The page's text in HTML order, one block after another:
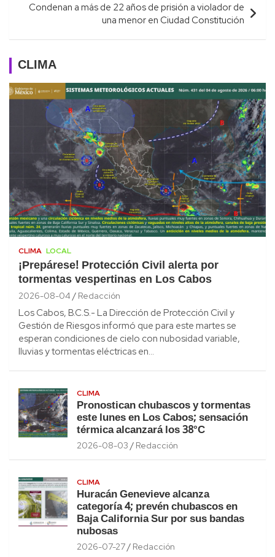
Condenan a más de 22 años de prisión a violador de
una menor en Ciudad Constitución
CLIMA
CLIMA LOCAL
¡Prepárese! Protección Civil alerta por
tormentas vespertinas en Los Cabos
2026-08-04 Redacción
Los Cabos, B.C.S.- La Dirección de Protección Civil y
Gestión de Riesgos informó que para este martes se
esperan condiciones de cielo con nubosidad variable,
lluvias y tormentas eléctricas en…
CLIMA
Pronostican chubascos y tormentas
este lunes en Los Cabos; sensación
térmica alcanzará los 38°C
2026-08-03 Redacción
CLIMA
Huracán Genevieve alcanza
categoría 4; prevén chubascos en
Baja California Sur por sus bandas
nubosas
2026-07-27 Redacción